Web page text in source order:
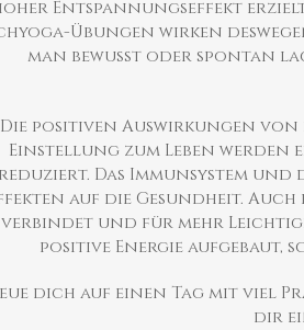
Entspannungseffekt
Übungen wirken
man bewusst oder spontan
Die positiven Auswirkungen
Einstellung zum Leben
reduziert. Das Immunsystem
auf die Gesundheit. Auch
verbindet und für mehr
positive Energie aufgebaut,
dich auf einen Tag mit viel
dir